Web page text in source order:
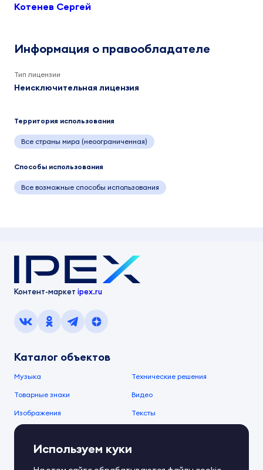
Котенев Сергей
Информация о правообладателе
Тип лицензии
Неисключительная лицензия
Территория использования
Все страны мира (неоограниченная)
Способы использования
Все возможные способы использования
Контент-маркет ipex.ru
Каталог объектов
Музыка Технические решения
Товарные знаки Видео
Изображения Тексты
О компании
О сервисеИспользуем куки